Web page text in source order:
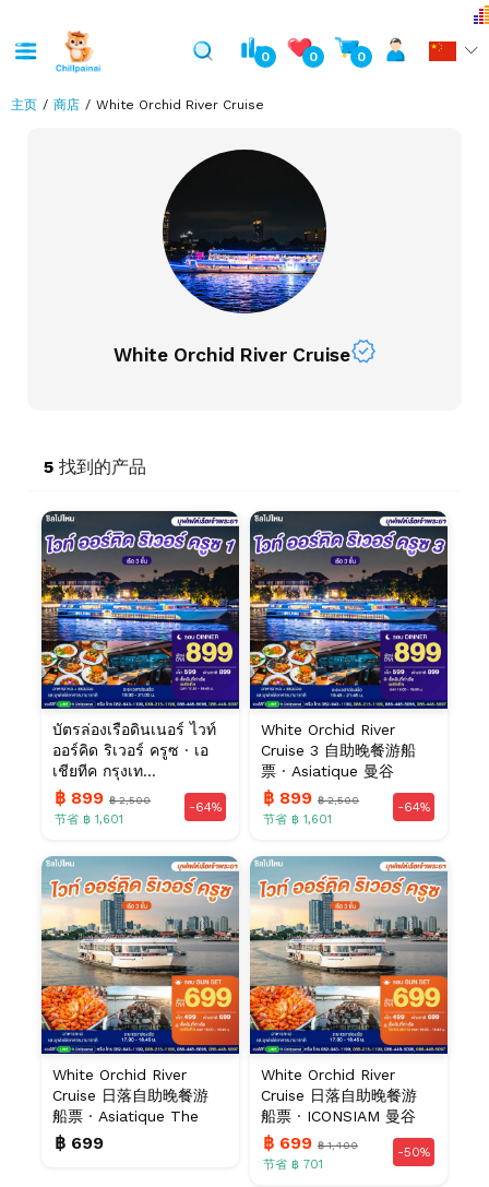
0 0 0
主页 商店 White Orchid River Cruise
White Orchid River Cruiseverified
5 找到的产品
บัตรล่องเรือดินเนอร์ ไวท์
ออร์คิด ริเวอร์ ครูซ · เอ
เชียทีค กรุงเท...
฿ 899 ฿ 2,500
节省 ฿ 1,601
-64%
White Orchid River
Cruise 3 自助晚餐游船
票 · Asiatique 曼谷
฿ 899 ฿ 2,500
节省 ฿ 1,601
-64%
White Orchid River
Cruise 日落自助晚餐游
船票 · Asiatique The
Rive...
฿ 699
White Orchid River
Cruise 日落自助晚餐游
船票 · ICONSIAM 曼谷
฿ 699 ฿ 1,400
节省 ฿ 701
-50%